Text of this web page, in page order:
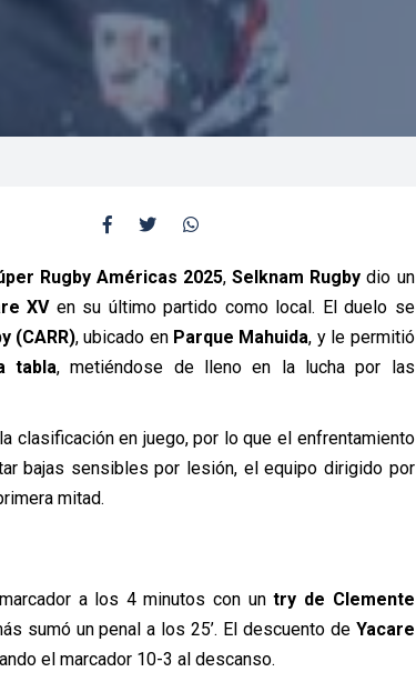
Rugby Américas 2025,Selknam Rugby dio un
XVen su último partido como local. El duelo se
(CARR), ubicado en Parque Mahuida, y le permitió
tabla, metiéndose de lleno en la lucha por las
clasificación en juego, por lo que el enfrentamiento
bajas sensibles por lesión, el equipo dirigido por
mitad.
a los 4 minutos con untry de Clemente
sumó un penal a los 25’. El descuento de Yacare
el marcador 10-3 al descanso.